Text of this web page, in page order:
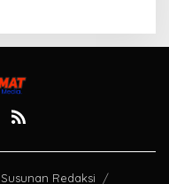
Susunan Redaksi